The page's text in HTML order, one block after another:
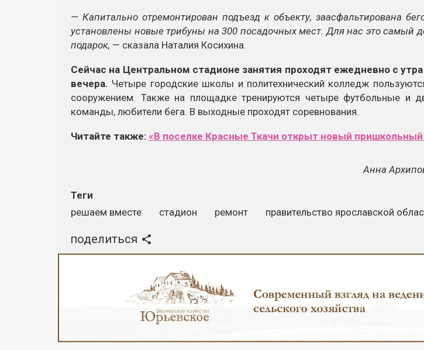
— Капитально отремонтирован подъезд к объекту, заасфальтирована
установлены новые трибуны на 300 посадочных мест. Для нас это самый
подарок, — сказала Наталия Косихина.
Сейчас на Центральном стадионе занятия проходят ежедневно с
вечера. Четыре городские школы и политехнический колледж
сооружением. Также на площадке тренируются четыре футбольные и
команды, любители бега. В выходные проходят соревнования.
Читайте также: «В поселке Красные Ткачи открыт новый
Анна
Теги
решаем вместе
стадион ремонт правительство ярославской
поделиться